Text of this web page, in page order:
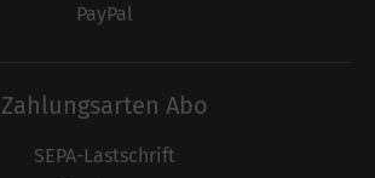
PayPal
Zahlungsarten Abo
SEPA-Lastschrift